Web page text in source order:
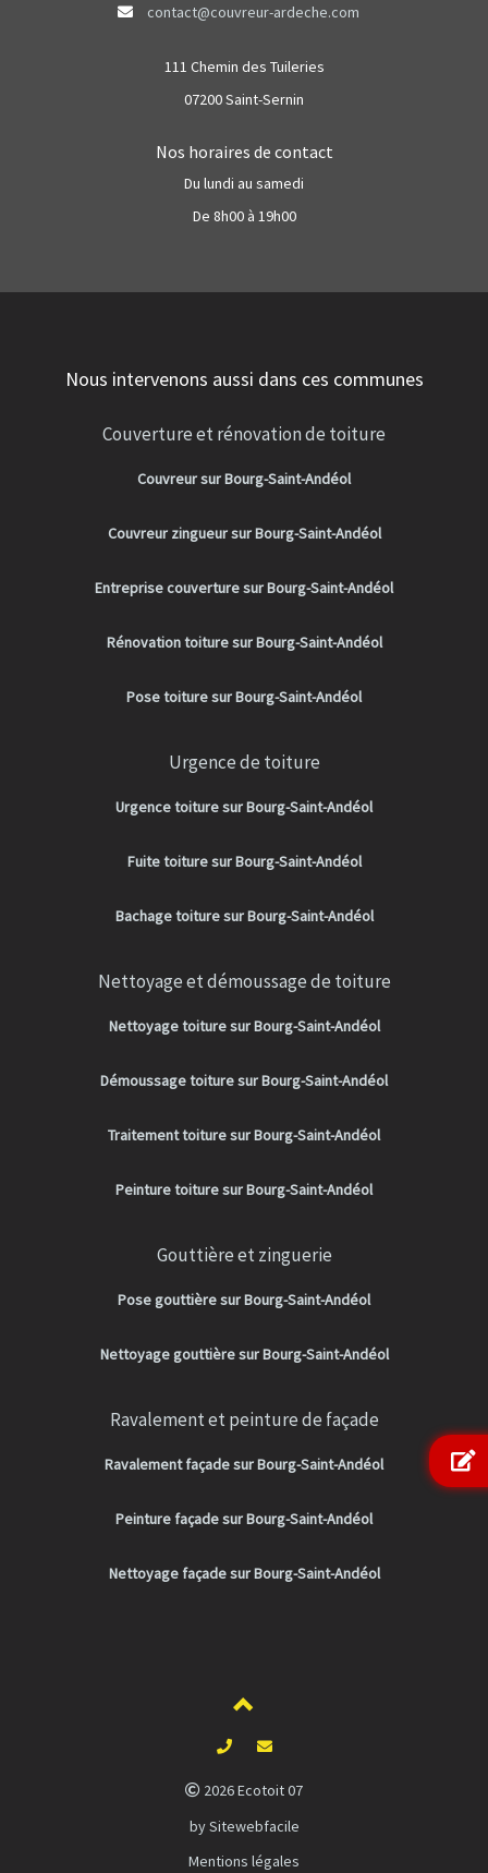
contact@couvreur-ardeche.com
111 Chemin des Tuileries
07200 Saint-Sernin
Nos horaires de contact
Du lundi au samedi
De 8h00 à 19h00
Nous intervenons aussi dans ces communes
Couverture et rénovation de toiture
Couvreur sur Bourg-Saint-Andéol
Couvreur zingueur sur Bourg-Saint-Andéol
Entreprise couverture sur Bourg-Saint-Andéol
Rénovation toiture sur Bourg-Saint-Andéol
Pose toiture sur Bourg-Saint-Andéol
Urgence de toiture
Urgence toiture sur Bourg-Saint-Andéol
Fuite toiture sur Bourg-Saint-Andéol
Bachage toiture sur Bourg-Saint-Andéol
Nettoyage et démoussage de toiture
Nettoyage toiture sur Bourg-Saint-Andéol
Démoussage toiture sur Bourg-Saint-Andéol
Traitement toiture sur Bourg-Saint-Andéol
Peinture toiture sur Bourg-Saint-Andéol
Gouttière et zinguerie
Pose gouttière sur Bourg-Saint-Andéol
Nettoyage gouttière sur Bourg-Saint-Andéol
Ravalement et peinture de façade
Ravalement façade sur Bourg-Saint-Andéol
Peinture façade sur Bourg-Saint-Andéol
Nettoyage façade sur Bourg-Saint-Andéol
2026 Ecotoit 07
by Sitewebfacile
Mentions légales